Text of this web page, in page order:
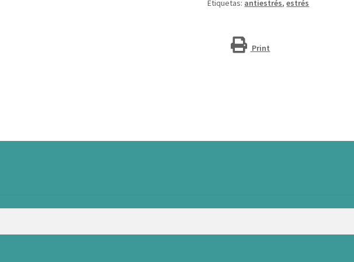
Etiquetas: antiestrés,estrés
Print